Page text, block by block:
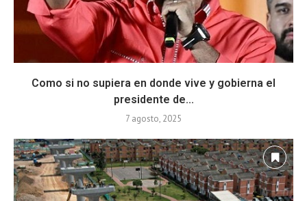
Como si no supiera en donde vive y gobierna el
presidente de...
7 agosto, 2025